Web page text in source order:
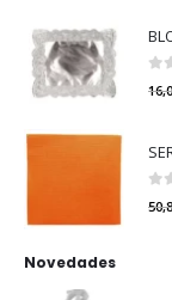
Novedades